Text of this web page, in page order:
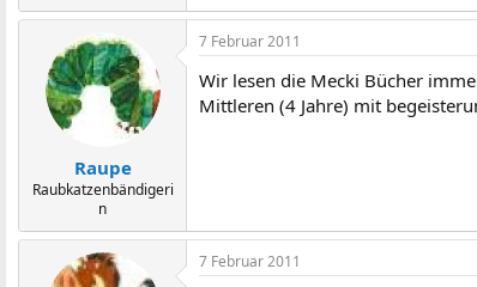
Raupe
Raubkatzenbändigeri
n
7 Februar 2011
Wir lesen die Mecki Bücher
Mittleren (4 Jahre) mit
7 Februar 2011